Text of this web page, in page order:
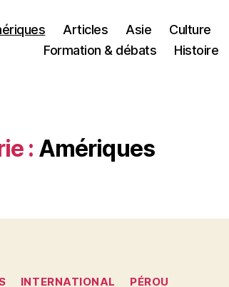
Articles Asie Culture
Formation & débats
Histoire
: Amériques
Catégories
INTERNATIONAL PÉROU